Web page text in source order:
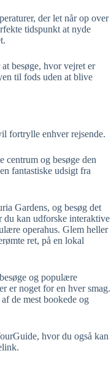
der let når op over
tidspunkt at nyde
besøge, hvor vejret er
til fods uden at blive
fortrylle enhver rejsende.
centrum og besøge den
fantastiske udsigt fra
Gardens, og besøg det
du kan udforske interaktive
operahus. Glem heller
ret, på en lokal
og populære
er noget for en hver smag.
de mest bookede og
hvor du også kan